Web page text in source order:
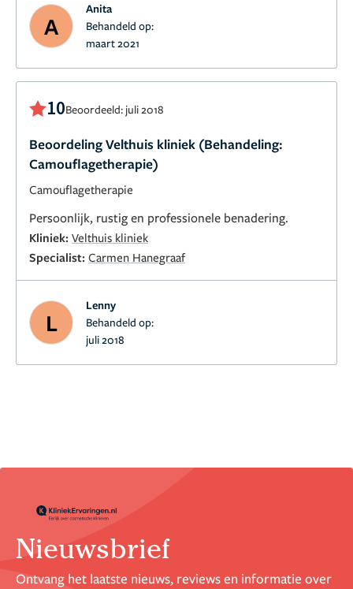
A
Anita
Behandeld op:
maart 2021
10Beoordeeld: juli 2018
Beoordeling Velthuis kliniek (Behandeling:
Camouflagetherapie)
Camouflagetherapie
Persoonlijk, rustig en professionele benadering.
Kliniek: Velthuis kliniek
Specialist: Carmen Hanegraaf
L
Lenny
Behandeld op:
juli 2018
Nieuwsbrief
Ontvang het laatste nieuws, reviews en informatie over